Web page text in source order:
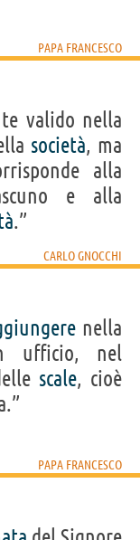
PAPA FRANCESCO
valido nella
società, ma
alla
e alla
.”
CARLO GNOCCHI
nella
ufficio, nel
scale, cioè
PAPA FRANCESCO